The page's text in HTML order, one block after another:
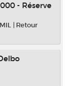
- Réserve
MIL | Retour